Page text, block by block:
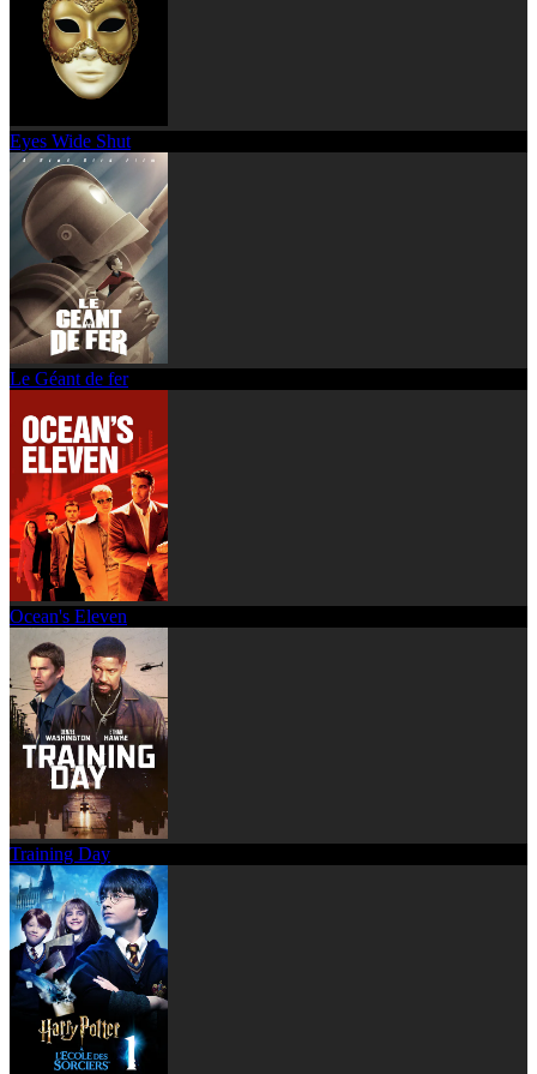
Eyes Wide Shut
Le Géant de fer
Ocean's Eleven
Training Day